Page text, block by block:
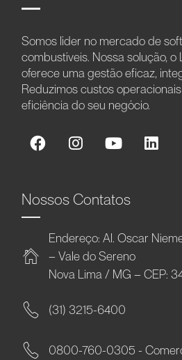
Somos líder no mercado de
combustíveis. Nossa solução, o
oferece uma gestão eficaz,
Reduzimos custos
eficiência do seu negócio.
Nossos Contatos
Endereço: Al. Oscar
– Vale do Sereno
Nova Lima / MG – CEP:
(31) 3215-6400
0800-760-0305 -